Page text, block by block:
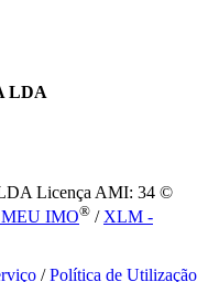
LDA
Licença AMI: 34 ©
IMO® /XLM -
/Política de Utilização